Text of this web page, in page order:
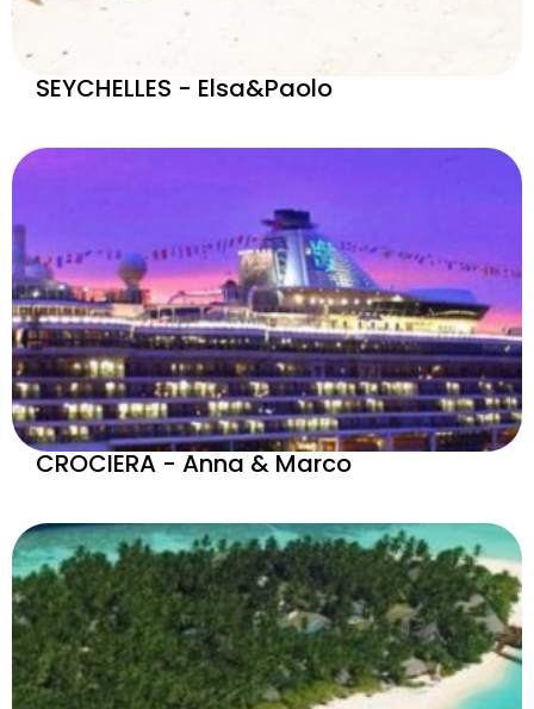
SEYCHELLES - Elsa&Paolo
CROCIERA - Anna & Marco